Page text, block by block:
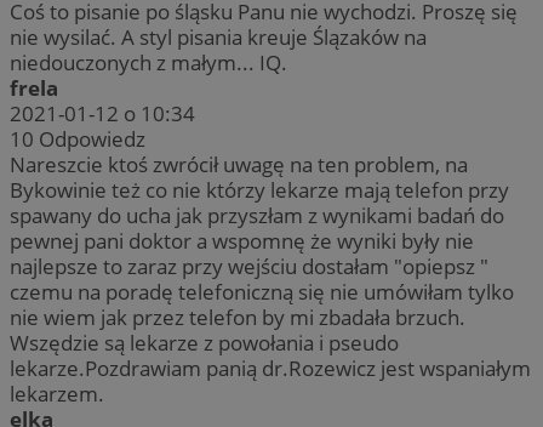
Coś to pisanie po śląsku Panu nie wychodzi. Proszę się
nie wysilać. A styl pisania kreuje Ślązaków na
niedouczonych z małym... IQ.
frela
2021-01-12 o 10:34
10 Odpowiedz
Nareszcie ktoś zwrócił uwagę na ten problem, na
Bykowinie też co nie którzy lekarze mają telefon przy
spawany do ucha jak przyszłam z wynikami badań do
pewnej pani doktor a wspomnę że wyniki były nie
najlepsze to zaraz przy wejściu dostałam "opiepsz "
czemu na poradę telefoniczną się nie umówiłam tylko
nie wiem jak przez telefon by mi zbadała brzuch.
Wszędzie są lekarze z powołania i pseudo
lekarze.Pozdrawiam panią dr.Rozewicz jest wspaniałym
lekarzem.
elka